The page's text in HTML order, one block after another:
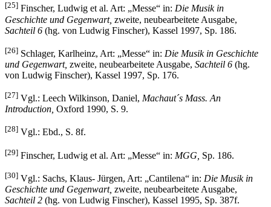
[25] Finscher, Ludwig et al. Art: „Messe“ in: Die Musik in
Geschichte und Gegenwart, zweite, neubearbeitete Ausgabe,
Sachteil 6 (hg. von Ludwig Finscher), Kassel 1997, Sp. 186.
[26] Schlager, Karlheinz, Art: „Messe“ in: Die Musik in Geschichte
und Gegenwart, zweite, neubearbeitete Ausgabe, Sachteil 6 (hg.
von Ludwig Finscher), Kassel 1997, Sp. 176.
[27] Vgl.: Leech Wilkinson, Daniel, Machaut´s Mass. An
Introduction, Oxford 1990, S. 9.
[28] Vgl.: Ebd., S. 8f.
[29] Finscher, Ludwig et al. Art: „Messe“ in: MGG, Sp. 186.
[30] Vgl.: Sachs, Klaus- Jürgen, Art: „Cantilena“ in: Die Musik in
Geschichte und Gegenwart, zweite, neubearbeitete Ausgabe,
Sachteil 2 (hg. von Ludwig Finscher), Kassel 1995, Sp. 387f.